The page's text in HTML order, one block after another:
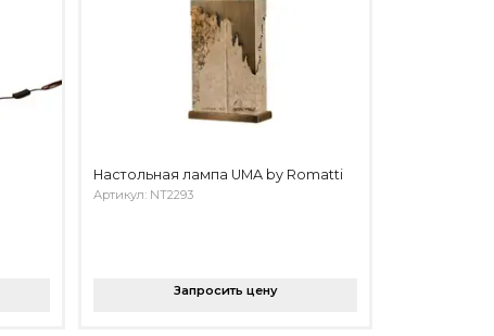
Настольная лампа UMA by Romatti
Артикул: NT2293
Запросить цену